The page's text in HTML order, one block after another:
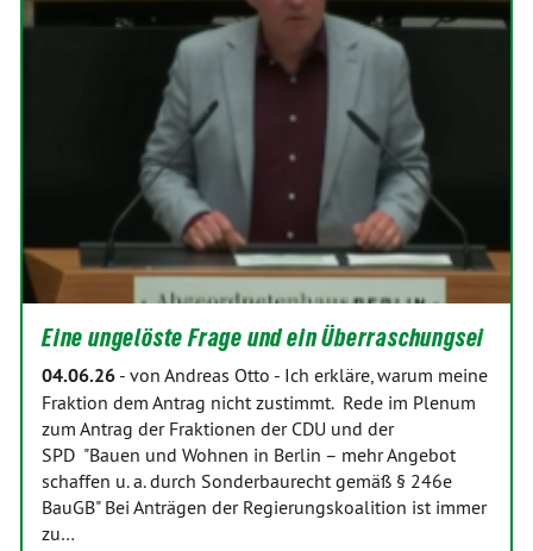
Eine ungelöste Frage und ein Überraschungsei
04.06.26 - von Andreas Otto - Ich erkläre, warum meine
Fraktion dem Antrag nicht zustimmt. Rede im Plenum
zum Antrag der Fraktionen der CDU und der
SPD "Bauen und Wohnen in Berlin – mehr Angebot
schaffen u. a. durch Sonderbaurecht gemäß § 246e
BauGB" Bei Anträgen der Regierungskoalition ist immer
zu…